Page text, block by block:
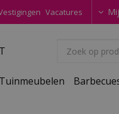
Vacatures
Tuinmeubelen